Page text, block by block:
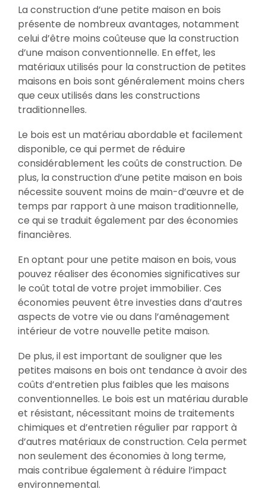
La construction d’une petite maison en bois
présente de nombreux avantages, notamment
celui d’être moins coûteuse que la construction
d’une maison conventionnelle. En effet, les
matériaux utilisés pour la construction de petites
maisons en bois sont généralement moins chers
que ceux utilisés dans les constructions
traditionnelles.
Le bois est un matériau abordable et facilement
disponible, ce qui permet de réduire
considérablement les coûts de construction. De
plus, la construction d’une petite maison en bois
nécessite souvent moins de main-d’œuvre et de
temps par rapport à une maison traditionnelle,
ce qui se traduit également par des économies
financières.
En optant pour une petite maison en bois, vous
pouvez réaliser des économies significatives sur
le coût total de votre projet immobilier. Ces
économies peuvent être investies dans d’autres
aspects de votre vie ou dans l’aménagement
intérieur de votre nouvelle petite maison.
De plus, il est important de souligner que les
petites maisons en bois ont tendance à avoir des
coûts d’entretien plus faibles que les maisons
conventionnelles. Le bois est un matériau durable
et résistant, nécessitant moins de traitements
chimiques et d’entretien régulier par rapport à
d’autres matériaux de construction. Cela permet
non seulement des économies à long terme,
mais contribue également à réduire l’impact
environnemental.